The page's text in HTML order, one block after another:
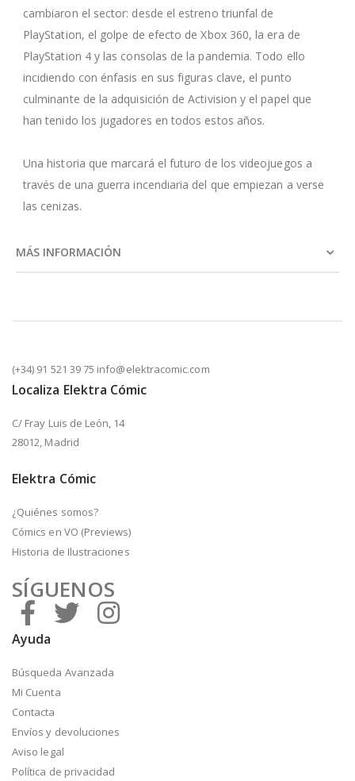
cambiaron el sector: desde el estreno triunfal de
PlayStation, el golpe de efecto de Xbox 360, la era de
PlayStation 4 y las consolas de la pandemia. Todo ello
incidiendo con énfasis en sus figuras clave, el punto
culminante de la adquisición de Activision y el papel que
han tenido los jugadores en todos estos años.
Una historia que marcará el futuro de los videojuegos a
través de una guerra incendiaria del que empiezan a verse
las cenizas.
MÁS INFORMACIÓN
(+34) 91 521 39 75 info@elektracomic.com
Localiza Elektra Cómic
C/ Fray Luis de León, 14
28012, Madrid
Elektra Cómic
¿Quiénes somos?
Cómics en VO (Previews)
Historia de Ilustraciones
SÍGUENOS
Ayuda
Búsqueda Avanzada
Mi Cuenta
Contacta
Envíos y devoluciones
Aviso legal
Política de privacidad